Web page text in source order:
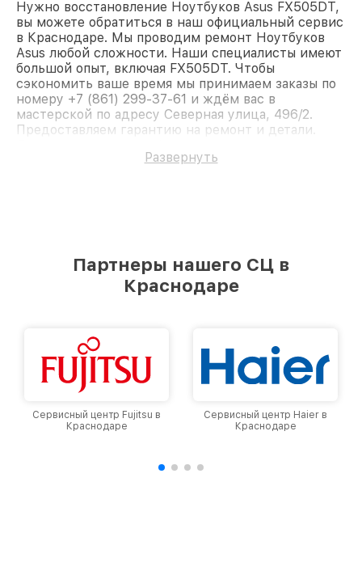
Нужно восстановление Ноутбуков Asus FX505DT,
вы можете обратиться в наш официальный сервис
в Краснодаре. Мы проводим ремонт Ноутбуков
Asus любой сложности. Наши специалисты имеют
большой опыт, включая FX505DT. Чтобы
сэкономить ваше время мы принимаем заказы по
номеру +7 (861) 299-37-61 и ждём вас в
мастерской по адресу Северная улица, 496/2.
Предоставляем гарантию на ремонт и детали.
Развернуть
Партнеры нашего СЦ в
Краснодаре
Сервисный центр Fujitsu в
Краснодаре
Сервисный центр Haier в
Краснодаре